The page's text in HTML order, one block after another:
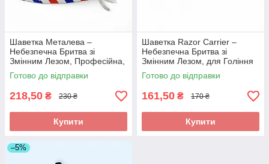
Шаветка Металева –
Небезпечна Бритва зі
Змінним Лезом, Професійна,
для Барберів, Парикмахерів
та Окантовки. Арт 1315
Готово до відправки
218,50 ₴ 230 ₴
Купити
Шаветка Razor Carrier –
Небезпечна Бритва зі
Змінним Лезом, для Гоління
та Окантовки. Арт 1316
Готово до відправки
161,50 ₴ 170 ₴
Купити
–5%